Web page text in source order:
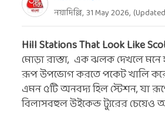
নয়াদিল্লি, 31 May 2026, (Updated
Hill Stations That Look Like
মোড়া রাস্তা, এক ঝলক দেখলে মনে
রূপ উপভোগ করতে পকেট খালি করে
এমন ৫টি অনবদ্য হিল স্টেশন, যা
বিলাসবহুল উইকেন্ড ট্যুরের চেয়েও